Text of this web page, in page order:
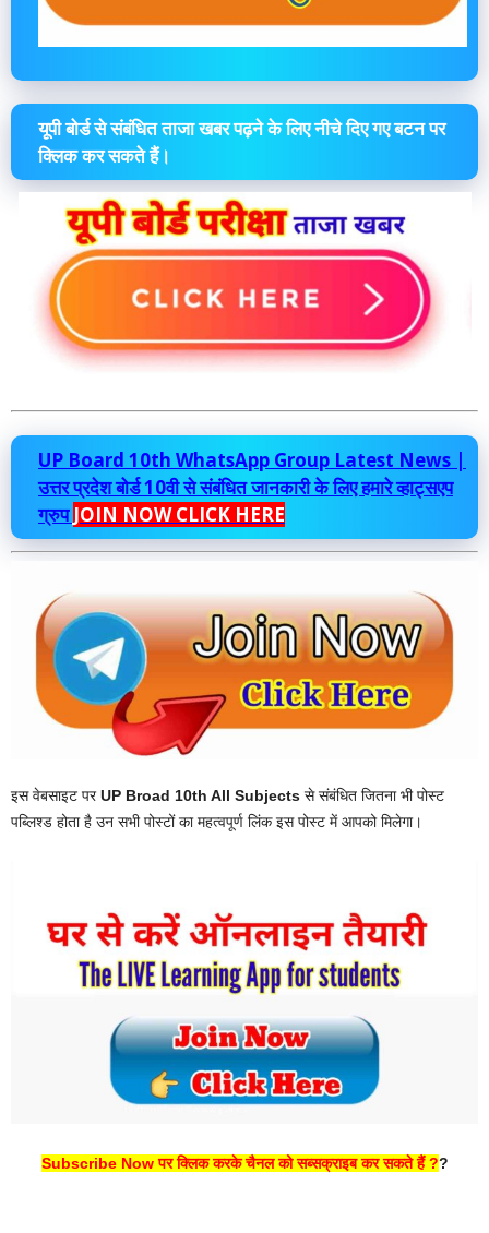
यूपी बोर्ड से संबंधित ताजा खबर पढ़ने के लिए नीचे दिए गए बटन पर
क्लिक कर सकते हैं।
UP Board 10th WhatsApp Group Latest News |
उत्तर प्रदेश बोर्ड 10वी से संबंधित जानकारी के लिए हमारे व्हाट्सएप
ग्रुप JOIN NOW CLICK HERE
इस वेबसाइट परUP Broad 10th All Subjects से संबंधित जितना भी पोस्ट
पब्लिश्ड होता है उन सभी पोस्टों का महत्वपूर्ण लिंक इस पोस्ट में आपको मिलेगा।
Subscribe Now पर क्लिक करके चैनल को सब्सक्राइब कर सकते हैं ??